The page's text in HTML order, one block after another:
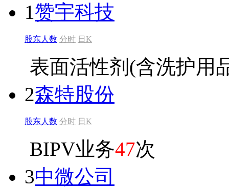
1赞宇科技
股东人数 分时 日K
表面活性剂(含洗护用
2森特股份
股东人数 分时 日K
BIPV业务47次
3中微公司